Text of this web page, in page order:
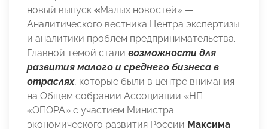
новый выпуск «Малых новостей» —
Аналитического вестника Центра экспертизы
и аналитики проблем предпринимательства.
Главной темой стали возможности для
развития малого и среднего бизнеса в
отраслях, которые были в центре внимания
на Общем собрании Ассоциации «НП
«ОПОРА» с участием Министра
экономического развития России Максима